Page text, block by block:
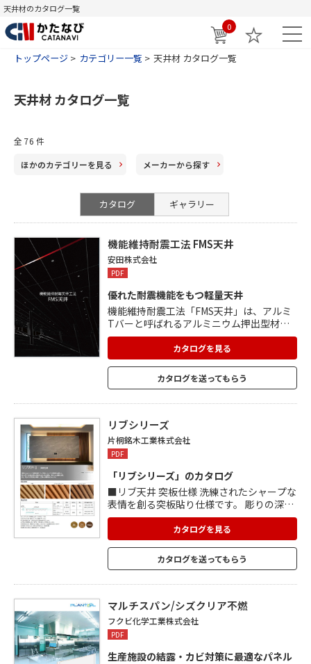
天井材のカタログ一覧
0
トップページ カテゴリー一覧 天井材 カタログ一覧
天井材 カタログ一覧
全 76 件
ほかのカテゴリーを見る メーカーから探す
カタログ ギャラリー
機能維持耐震工法 FMS天井
安田株式会社
PDF
優れた耐震機能をもつ軽量天井
機能維持耐震工法「FMS天井」は、アルミ
Tバーと呼ばれるアルミニウム押出型材を
使用し、部材点数を極力少なくすることで
軽量化されたシステム天井です。 アルミT
バーにブレースを取付けた場合、地震時の
水平加速度2.2G、鉛直加速度1Gの負荷をか
けても損傷せず、優れた耐震性能を発揮。
mまで施工可能。 豊富な面材が選べ、色や
柄、フレームピッチなどさまざまな装飾が
可能。
カタログを見る
カタログを送ってもらう
リブシリーズ
片桐銘木工業株式会社
PDF
「リブシリーズ」のカタログ
■リブ天井 突板仕様 洗練されたシャープな
表情を創る突板貼り仕様です。 彫りの深い
立体感と柾目の突板がもたらすその表情
は、 伸びやかで優美な印象です。 取扱樹
種:タモ/ブラックチェリー/ウォルナット/ユ
ーカリ ■リブ天井 lite Ⅱ 国産の杉無垢材を
削り出しリブ形状に仕上げたタイプです。
す。 形状:ナローリブタイプ/ワイドリブタ
イプ/スキップリブタイプ
カタログを見る
カタログを送ってもらう
マルチスパン/シズクリア不燃
フクビ化学工業株式会社
PDF
生産施設の結露・カビ対策に最適なパネル